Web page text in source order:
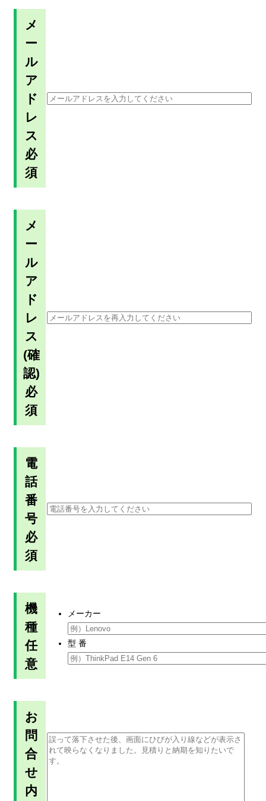
メ
ー
ル
ア
ド
レ
ス
必
須
メ
ー
ル
ア
ド
レ
ス
(確
認)
必
須
電
話
番
号
必
須
機
種
任
意
メーカー
型 番
お
問
合
せ
内